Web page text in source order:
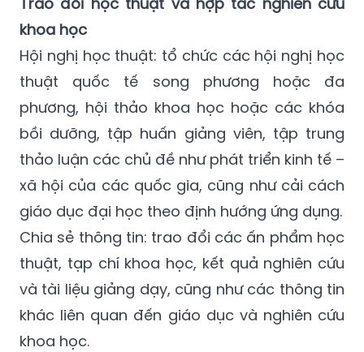
khoa học
Hội nghị học thuật: tổ chức các hội nghị học
thuật quốc tế song phương hoặc đa
phương, hội thảo khoa học hoặc các khóa
bồi dưỡng, tập huấn giảng viên, tập trung
thảo luận các chủ đề như phát triển kinh tế –
xã hội của các quốc gia, cũng như cải cách
giáo dục đại học theo định hướng ứng dụng.
Chia sẻ thông tin: trao đổi các ấn phẩm học
thuật, tạp chí khoa học, kết quả nghiên cứu
và tài liệu giảng dạy, cũng như các thông tin
khác liên quan đến giáo dục và nghiên cứu
khoa học.